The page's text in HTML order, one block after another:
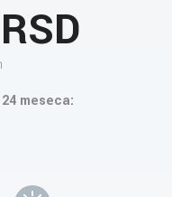
meseca: